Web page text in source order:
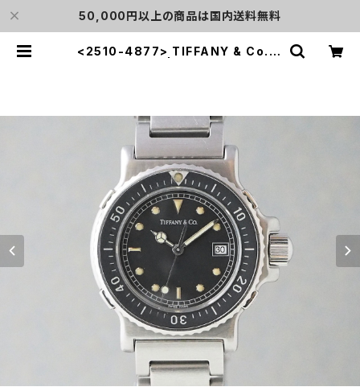
50,000円以上の商品は国内送料無料
<2510-4877> TIFFANY & Co. D